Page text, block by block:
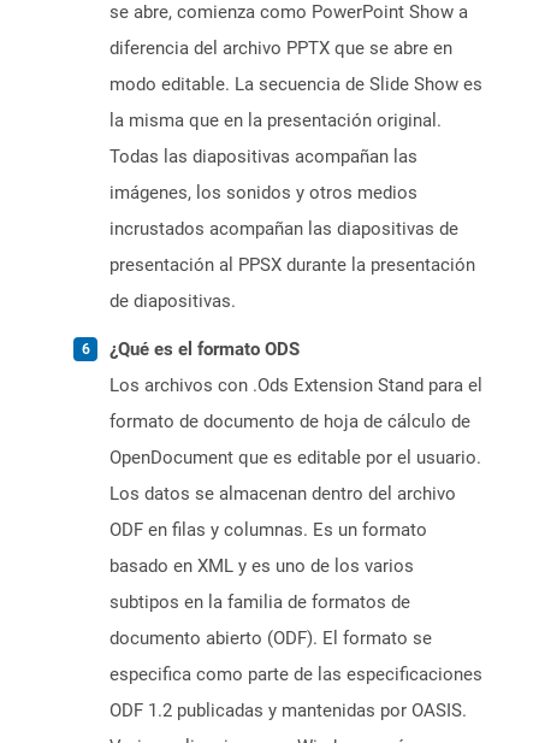
se abre, comienza como PowerPoint Show a
diferencia del archivo PPTX que se abre en
modo editable. La secuencia de Slide Show es
la misma que en la presentación original.
Todas las diapositivas acompañan las
imágenes, los sonidos y otros medios
incrustados acompañan las diapositivas de
presentación al PPSX durante la presentación
de diapositivas.
¿Qué es el formato ODS
Los archivos con .Ods Extension Stand para el
formato de documento de hoja de cálculo de
OpenDocument que es editable por el usuario.
Los datos se almacenan dentro del archivo
ODF en filas y columnas. Es un formato
basado en XML y es uno de los varios
subtipos en la familia de formatos de
documento abierto (ODF). El formato se
especifica como parte de las especificaciones
ODF 1.2 publicadas y mantenidas por OASIS.